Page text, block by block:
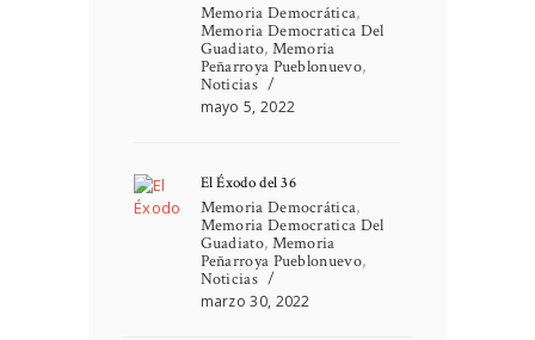
Memoria Democrática,
Memoria Democratica Del
Guadiato, Memoria
Peñarroya Pueblonuevo,
Noticias
mayo 5, 2022
El Éxodo del 36
Memoria Democrática,
Memoria Democratica Del
Guadiato, Memoria
Peñarroya Pueblonuevo,
Noticias
marzo 30, 2022